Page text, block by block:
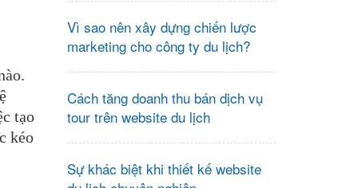
tạo
kéo
Vì sao nên xây dựng chiến lược
marketing cho công ty du lịch?
Cách tăng doanh thu bán dịch vụ
tour trên website du lịch
Sự khác biệt khi thiết kế website